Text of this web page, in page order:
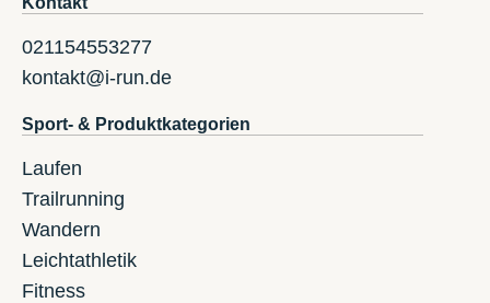
021154553277
kontakt@i-run.de
Sport- & Produktkategorien
Laufen
Trailrunning
Wandern
Leichtathletik
Fitness